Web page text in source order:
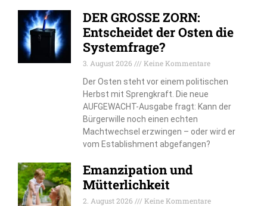
DER GROSSE ZORN:
Entscheidet der Osten die
Systemfrage?
3. August 2026
Keine Kommentare
Der Osten steht vor einem politischen
Herbst mit Sprengkraft. Die neue
AUFGEWACHT-Ausgabe fragt: Kann der
Bürgerwille noch einen echten
Machtwechsel erzwingen – oder wird er
vom Establishment abgefangen?
Emanzipation und
Mütterlichkeit
2. August 2026
Keine Kommentare